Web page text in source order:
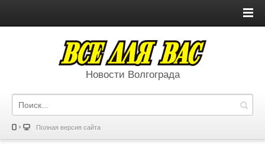
Новости Волгограда
Полная версия сайта